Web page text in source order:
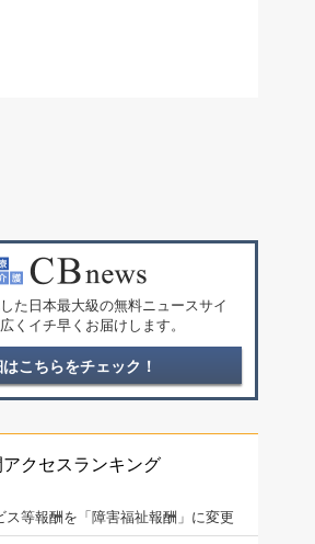
た日本最大級の無料ニュースサイ
くイチ早くお届けします。
こちらをチェック！
クセスランキング
ス等報酬を「障害福祉報酬」に変更